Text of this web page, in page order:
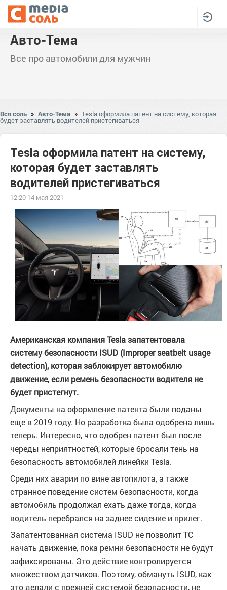
Авто-Тема
Все про автомобили для мужчин
Вся соль » Авто-Тема » Tesla оформила патент на систему, которая
будет заставлять водителей пристегиваться
Tesla оформила патент на систему,
которая будет заставлять
водителей пристегиваться
12:20 14 мая 2021
Американская компания Tesla запатентовала
систему безопасности ISUD (Improper seatbelt usage
detection), которая заблокирует автомобилю
движение, если ремень безопасности водителя не
будет пристегнут.
Документы на оформление патента были поданы
еще в 2019 году. Но разработка была одобрена лишь
теперь. Интересно, что одобрен патент был после
череды неприятностей, которые бросали тень на
безопасность автомобилей линейки Tesla.
Среди них аварии по вине автопилота, а также
странное поведение систем безопасности, когда
автомобиль продолжал ехать даже тогда, когда
водитель перебрался на заднее сидение и прилег.
Запатентованная система ISUD не позволит ТС
начать движение, пока ремни безопасности не будут
зафиксированы. Это действие контролируется
множеством датчиков. Поэтому, обмануть ISUD, как
это делали с прежней системой безопасности, не